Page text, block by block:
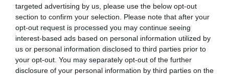
targeted advertising by us, please use the below opt-out
section to confirm your selection. Please note that after your
opt-out request is processed you may continue seeing
interest-based ads based on personal information utilized by
us or personal information disclosed to third parties prior to
your opt-out. You may separately opt-out of the further
disclosure of your personal information by third parties on the